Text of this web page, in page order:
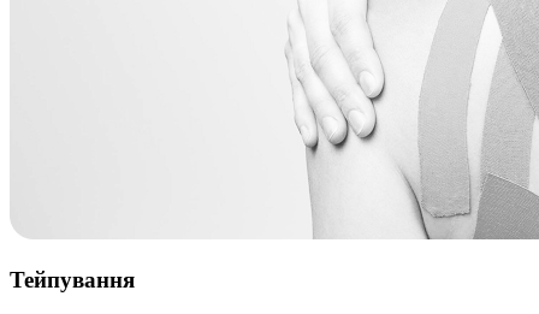
Тейпування